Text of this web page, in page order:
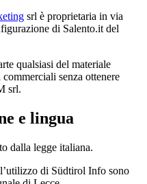
srl è proprietaria in via
di Salento.it del
qualsiasi del materiale
senza ottenere
srl.
e lingua
dalla legge italiana.
di Südtirol Info sono